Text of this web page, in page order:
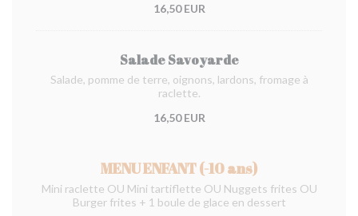
16,50 EUR
Salade Savoyarde
Salade, pomme de terre, oignons, lardons, fromage à
raclette.
16,50 EUR
MENU ENFANT (-10 ans)
Mini raclette OU Mini tartiflette OU Nuggets frites OU
Burger frites + 1 boule de glace en dessert